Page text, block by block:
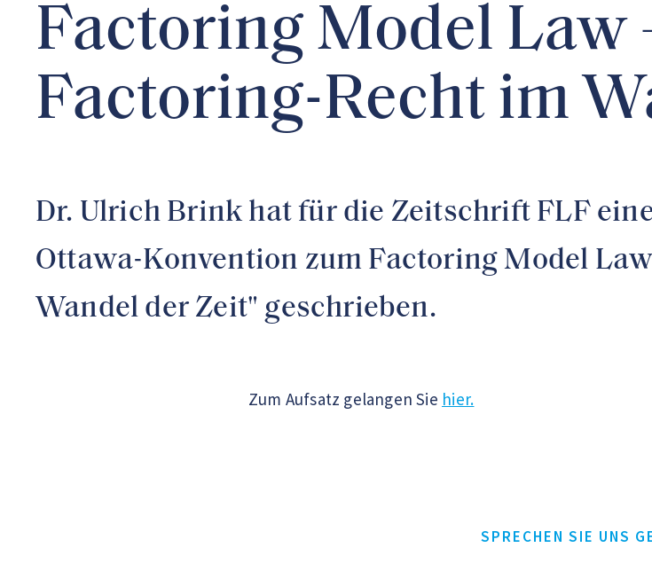
Factoring Model Law
Factoring-Recht im
Dr. Ulrich Brink hat für die Zeitschrift FLF
Ottawa-Konvention zum Factoring Model
Wandel der Zeit" geschrieben.
Zum Aufsatz gelangen Sie hier.
SPRECHEN SIE UNS